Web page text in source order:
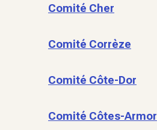
Comité Cher
Comité Corrèze
Comité Côte-Dor
Comité Côtes-Armor